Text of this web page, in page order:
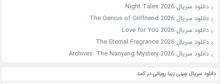
دانلود سریال Night Tales 2026
دانلود سریال The Genius of Girlfriend 2026
دانلود سریال Love for You 2026
دانلود سریال The Eternal Fragrance 2026
دانلود سریال Archives: The Nanyang Mystery 2026
دانلود سریال چینی زیبا رویانی در کمد